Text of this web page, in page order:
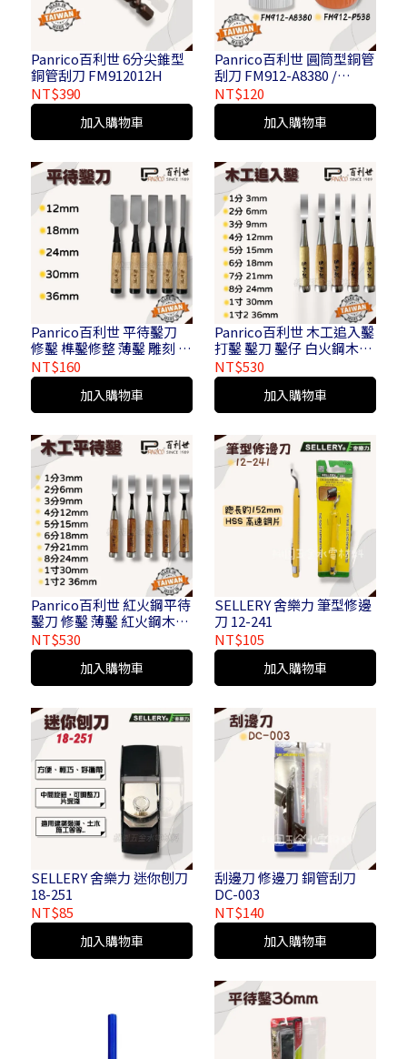
Panrico百利世 6分尖錐型
銅管刮刀 FM912012H
NT$390
加入購物車
Panrico百利世 圓筒型銅管
刮刀 FM912-A8380 /
FM912-P538
NT$120
加入購物車
Panrico百利世 平待鑿刀
修鑿 榫鑿修整 薄鑿 雕刻 木
作平鑿 木工鑿刀 木工工具
12 / 18 / 24 / 30 / 36mm
NT$160
加入購物車
Panrico百利世 木工追入鑿
打鑿 鑿刀 鑿仔 白火鋼木工
鑿刀 木作 可敲擊
NT$530
加入購物車
Panrico百利世 紅火鋼平待
鑿刀 修鑿 薄鑿 紅火鋼木工
鑿刀 木作平鑿 鑿仔
NT$530
加入購物車
SELLERY 舍樂力 筆型修邊
刀 12-241
NT$105
加入購物車
SELLERY 舍樂力 迷你刨刀
18-251
NT$85
加入購物車
刮邊刀 修邊刀 銅管刮刀
DC-003
NT$140
加入購物車